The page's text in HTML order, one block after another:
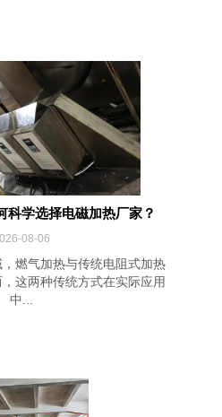
科学选择电磁加热厂家？
08-06
燃气加热与传统电阻式加热
这两种传统方式在实际应用
中...